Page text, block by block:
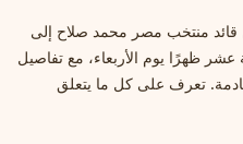
منتخب مصر محمد صلاح إلى
عشر ظهرًا يوم الأربعاء، مع تفاصيل
تعرف على كل ما يتعلق